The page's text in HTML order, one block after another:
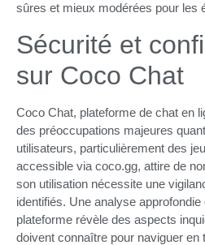
sûres et mieux modérées pour les
Sécurité et
sur Coco Chat
Coco Chat, plateforme de chat en
des préoccupations majeures
utilisateurs, particulièrement des
accessible via coco.gg, attire de
son utilisation nécessite une
identifiés. Une analyse
plateforme révèle des aspects
doivent connaître pour naviguer en